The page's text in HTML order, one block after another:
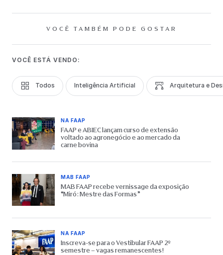
VOCÊ TAMBÉM PODE GOSTAR
VOCÊ ESTÁ VENDO:
Todos Inteligência Artificial Arquitetura e
NA FAAP
FAAP e ABIEC lançam curso de extensão
voltado ao agronegócio e ao mercado da
carne bovina
MAB FAAP
MAB FAAP recebe vernissage da exposição
“Miró: Mestre das Formas”
NA FAAP
Inscreva-se para o Vestibular FAAP 2º
semestre – vagas remanescentes!